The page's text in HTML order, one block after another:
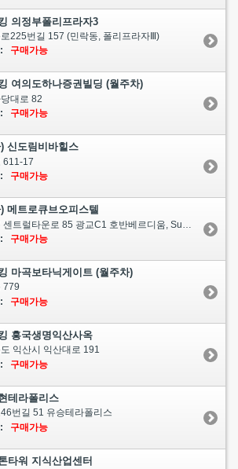
의정부폴리프라자3
225번길 157 (민락동, 폴리프라자Ⅲ)
구매가능
여의도하나증권빌딩 (월주차)
대로 82
구매가능
신도림비바힐스
611-17
구매가능
트로큐브오피스텔
럴타운로 85 광교C1 호반베르디움, Summit Place광교
구매가능
마곡보타닉게이트 (월주차)
779
구매가능
흥국생명익산사옥
익산시 익산대로 191
구매가능
테라폴리스
번길 51 유승테라폴리스
구매가능
워 지식산업센터